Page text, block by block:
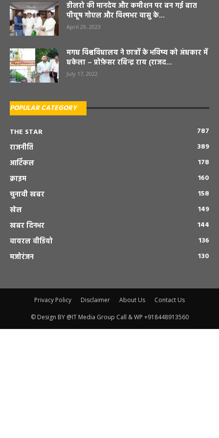
डीलरो की मानदेय और कमीशन पर बन गई बात
पीयूष गोएल और विश्मभर वासु के...
April 29, 2023
मगध विश्वविधालय ने छात्रों के भविष्य को अंधकार में
धकेला – प्रोफ़ेसर रबिन्द्र राय (राजद...
July 17, 2022
POPULAR CATEGORY
THE STAR
787
राजनीति
389
आर्टिकल
178
क्राइम
160
चुनावी खबर
158
खेल
149
खबर दिनभर
144
वायरल वीडियो
136
मजोरंजन
130
Privacy Policy Disclaimer About Us Contact Us
© Design BY @IT Media Group Call & WP +918448913560